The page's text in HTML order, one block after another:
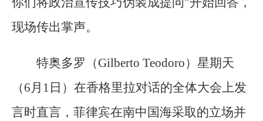
现场传出掌声。
特奥多罗（Gilberto Teodoro）星期天
（6月1日）在香格里拉对话的全体大会上发
言时直言，菲律宾在南中国海采取的立场并